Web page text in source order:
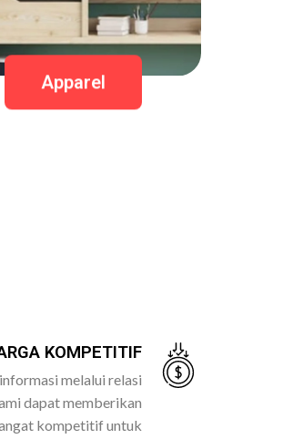
Apparel
KOMPETITIF
melalui relasi
dapat memberikan
kompetitif untuk